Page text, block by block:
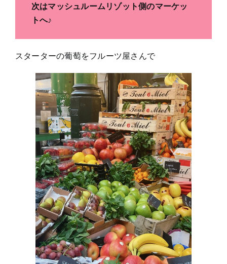
次はマッシュルームリゾット側のマーケッ
トへ♪
スターターの葡萄をフルーツ屋さんで